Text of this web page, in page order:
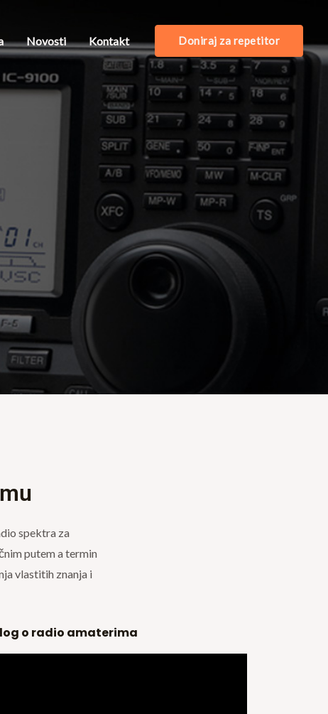
Novosti Kontakt Doniraj za repetitor
spektra za
putem a termin
vlastitih znanja i
o radio amaterima